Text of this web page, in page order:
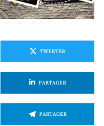
TWEETER
PARTAGER
PARTAGER